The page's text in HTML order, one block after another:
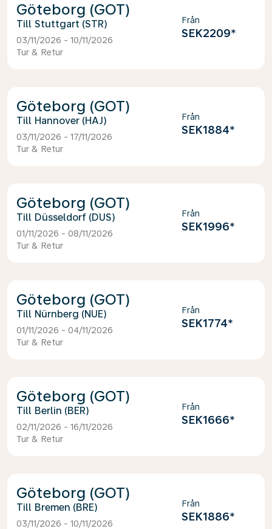
Göteborg (GOT)
Stuttgart (STR)
03/11/2026 - 10/11/2026
Tur & Retur
Från
SEK2209*
Göteborg (GOT)
Hannover (HAJ)
03/11/2026 - 17/11/2026
Tur & Retur
Från
SEK1884*
Göteborg (GOT)
Düsseldorf (DUS)
01/11/2026 - 08/11/2026
Tur & Retur
Från
SEK1996*
Göteborg (GOT)
Nürnberg (NUE)
01/11/2026 - 04/11/2026
Tur & Retur
Från
SEK1774*
Göteborg (GOT)
Berlin (BER)
02/11/2026 - 16/11/2026
Tur & Retur
Från
SEK1666*
Göteborg (GOT)
Bremen (BRE)
03/11/2026 - 10/11/2026
Från
SEK1886*